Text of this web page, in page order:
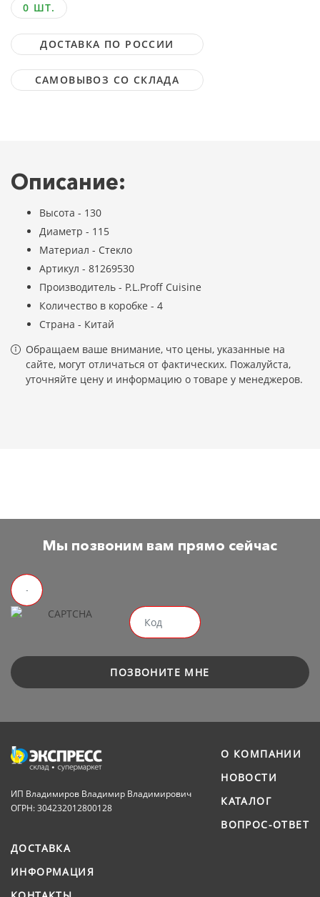
0 ШТ.
ДОСТАВКА ПО РОССИИ
САМОВЫВОЗ СО СКЛАДА
Описание:
Высота - 130
Диаметр - 115
Материал - Стекло
Артикул - 81269530
Производитель - P.L.Proff Cuisine
Количество в коробке - 4
Страна - Китай
Обращаем ваше внимание, что цены, указанные на
сайте, могут отличаться от фактических. Пожалуйста,
уточняйте цену и информацию о товаре у менеджеров.
Мы позвоним вам прямо сейчас
ПОЗВОНИТЕ МНЕ
ИП Владимиров Владимир Владимирович
ОГРН: 304232012800128
О КОМПАНИИ
НОВОСТИ
КАТАЛОГ
ВОПРОС-ОТВЕТ
ДОСТАВКА
ИНФОРМАЦИЯ